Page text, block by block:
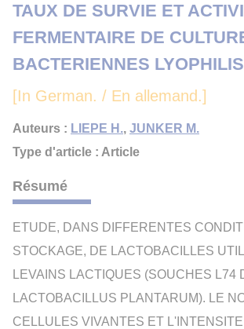
TAUX DE SURVIE ET
FERMENTAIRE DE
BACTERIENNES
[In German. / En allemand.]
Auteurs : LIEPE H., JUNKER M.
Type d'article : Article
Résumé
ETUDE, DANS DIFFERENTES
STOCKAGE, DE LACTOBACILLES
LEVAINS LACTIQUES (SOUCHES L74
LACTOBACILLUS PLANTARUM). LE
CELLULES VIVANTES ET